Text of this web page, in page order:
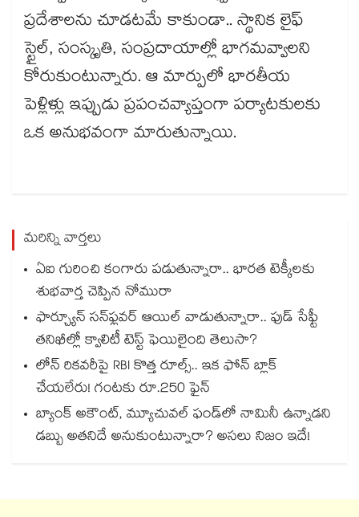
ప్రదేశాలను చూడటమే కాకుండా.. స్థానిక లైఫ్
స్టైల్, సంస్కృతి, సంప్రదాయాల్లో భాగమవ్వాలని
కోరుకుంటున్నారు. ఆ మార్పులో భారతీయ
పెళ్లిళ్లు ఇప్పుడు ప్రపంచవ్యాప్తంగా పర్యాటకులకు
ఒక అనుభవంగా మారుతున్నాయి.
మరిన్ని వార్తలు
ఏఐ గురించి కంగారు పడుతున్నారా.. భారత టెక్కీలకు
శుభవార్త చెప్పిన నోమురా
ఫార్చ్యూన్ సన్‌ఫ్లవర్ ఆయిల్ వాడుతున్నారా.. ఫుడ్ సేఫ్టీ
తనిఖీల్లో క్వాలిటీ టెస్ట్ ఫెయిలైంది తెలుసా?
లోన్ రికవరీపై RBI కొత్త రూల్స్.. ఇక ఫోన్ బ్లాక్
చేయలేరు! గంటకు రూ.250 ఫైన్
బ్యాంక్ అకౌంట్, మ్యూచువల్ ఫండ్‌లో నామినీ ఉన్నాడని
డబ్బు అతనిదే అనుకుంటున్నారా? అసలు నిజం ఇదే!